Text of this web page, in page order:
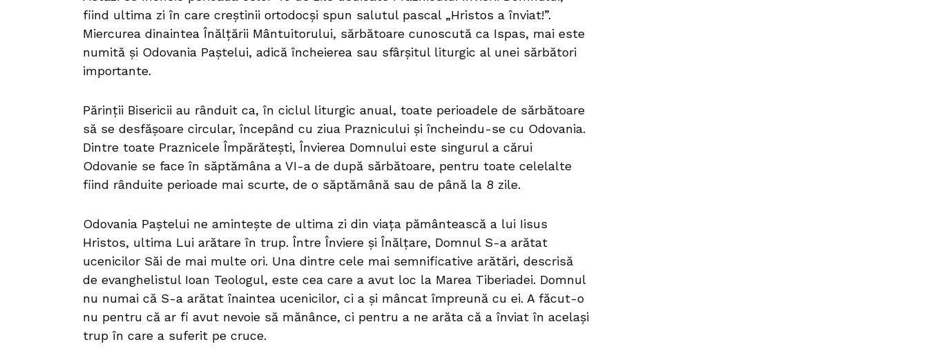
fiind ultima zi în care creștinii ortodocși spun salutul pascal „Hristos a înviat!”.
Miercurea dinaintea Înălțării Mântuitorului, sărbătoare cunoscută ca Ispas, mai este
numită și Odovania Paștelui, adică încheierea sau sfârșitul liturgic al unei sărbători
importante.
Părinții Bisericii au rânduit ca, în ciclul liturgic anual, toate perioadele de sărbătoare
să se desfășoare circular, începând cu ziua Praznicului și încheindu-se cu Odovania.
Dintre toate Praznicele Împărătești, Învierea Domnului este singurul a cărui
Odovanie se face în săptămâna a VI-a de după sărbătoare, pentru toate celelalte
fiind rânduite perioade mai scurte, de o săptămână sau de până la 8 zile.
Odovania Paștelui ne amintește de ultima zi din viața pământească a lui Iisus
Hristos, ultima Lui arătare în trup. Între Înviere și Înălțare, Domnul S-a arătat
ucenicilor Săi de mai multe ori. Una dintre cele mai semnificative arătări, descrisă
de evanghelistul Ioan Teologul, este cea care a avut loc la Marea Tiberiadei. Domnul
nu numai că S-a arătat înaintea ucenicilor, ci a și mâncat împreună cu ei. A făcut-o
nu pentru că ar fi avut nevoie să mănânce, ci pentru a ne arăta că a înviat în același
trup în care a suferit pe cruce.